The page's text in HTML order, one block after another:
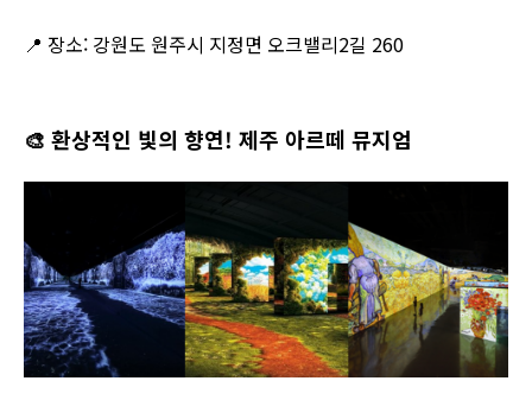
📍 장소: 강원도 원주시 지정면 오크밸리2길 260
🎨 환상적인 빛의 향연! 제주 아르떼 뮤지엄